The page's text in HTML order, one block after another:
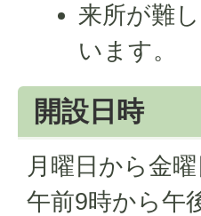
来所が難
います。
開設日時
月曜日から金
午前9時から午